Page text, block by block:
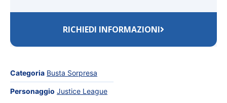
RICHIEDI INFORMAZIONI
Categoria Busta Sorpresa
Personaggio Justice League